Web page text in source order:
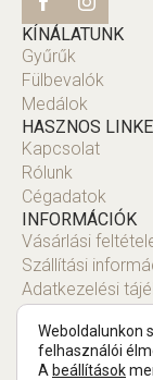
KÍNÁLATUNK
Gyűrűk
Fülbevalók
Medálok
HASZNOS
Kapcsolat
Rólunk
Cégadatok
INFORMÁCIÓK
Vásárlási
Szállítási
Adatkezelési
Weboldalunkon
felhasználói
A beállítások